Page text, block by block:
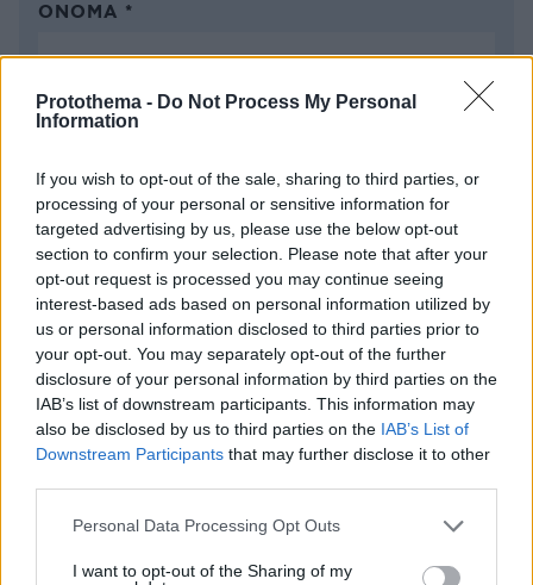
Protothema - Do Not Process My Personal
Information
If you wish to opt-out of the sale, sharing to third parties, or
processing of your personal or sensitive information for
targeted advertising by us, please use the below opt-out
section to confirm your selection. Please note that after your
opt-out request is processed you may continue seeing
interest-based ads based on personal information utilized by
us or personal information disclosed to third parties prior to
your opt-out. You may separately opt-out of the further
disclosure of your personal information by third parties on the
IAB’s list of downstream participants. This information may
also be disclosed by us to third parties on the IAB’s List of
Downstream Participants that may further disclose it to other
Please note that this website/app uses one or more Google
not limited to your visit or usage behaviour. You may click to
Personal Data Processing Opt Outs
I want to opt-out of the Sharing of my
ΌΝΟΜΑ *
ΣΧΌΛΙΟ *